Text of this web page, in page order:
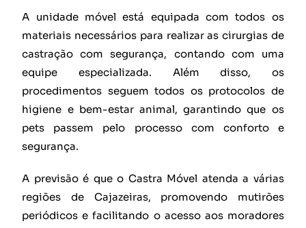
A unidade móvel está equipada com todos os
materiais necessários para realizar as cirurgias de
castração com segurança, contando com uma
equipe especializada. Além disso, os
procedimentos seguem todos os protocolos de
higiene e bem-estar animal, garantindo que os
pets passem pelo processo com conforto e
segurança.
A previsão é que o Castra Móvel atenda a várias
regiões de Cajazeiras, promovendo mutirões
periódicos e facilitando o acesso aos moradores